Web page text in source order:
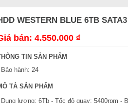
WESTERN BLUE 6TB
bán: 4.550.000 ₫
TIN SẢN PHẨM
hành: 24
TẢ SẢN PHẨM
lượng: 6Tb - Tốc độ quay: 5400rpm -